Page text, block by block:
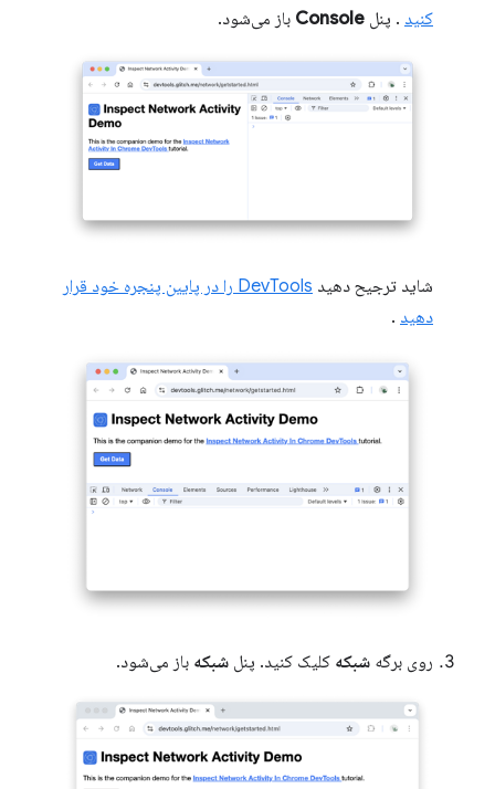
کنید . پنل Console باز می‌شود.
شاید ترجیح دهید
DevTools را در پایین پنجره خود قرار
دهید .
روی برگه شبکه کلیک کنید. پنل شبکه باز می‌شود.